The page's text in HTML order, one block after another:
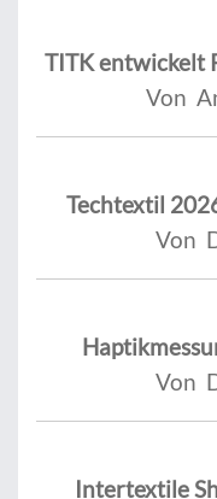
TITK entwickelt
Von
Techtextil
Von
Von
Intertextile